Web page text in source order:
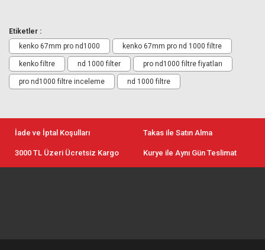
Etiketler :
kenko 67mm pro nd1000
kenko 67mm pro nd 1000 filtre
kenko filtre nd 1000 filter pro nd1000 filtre fiyatları
pro nd1000 filtre inceleme nd 1000 filtre
İade ve İptal Koşulları Takas ile Satın Alma
3000 TL Üzeri Ücretsiz Kargo Kurye ile Aynı Gün Teslimat